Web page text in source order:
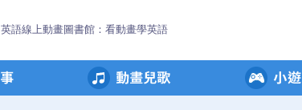
英語線上動畫圖書館：看動畫學英語